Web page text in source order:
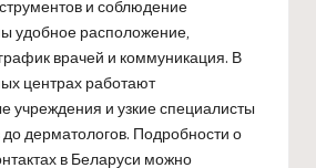
и соблюдение
удобное расположение,
врачей и коммуникация. В
центрах работают
учреждения и узкие специалисты
дерматологов. Подробности о
в Беларуси можно